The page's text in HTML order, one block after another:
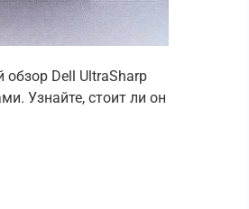
Dell UltraSharp
Узнайте, стоит ли он